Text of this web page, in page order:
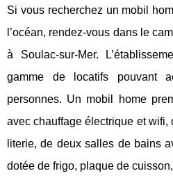
Si vous recherchez un mobil
l’océan, rendez-vous dans le
à Soulac-sur-Mer.
gamme de locatifs pouvant
personnes. Un mobil home
avec chauffage électrique et wifi,
literie, de deux salles de bains
dotée de frigo, plaque de